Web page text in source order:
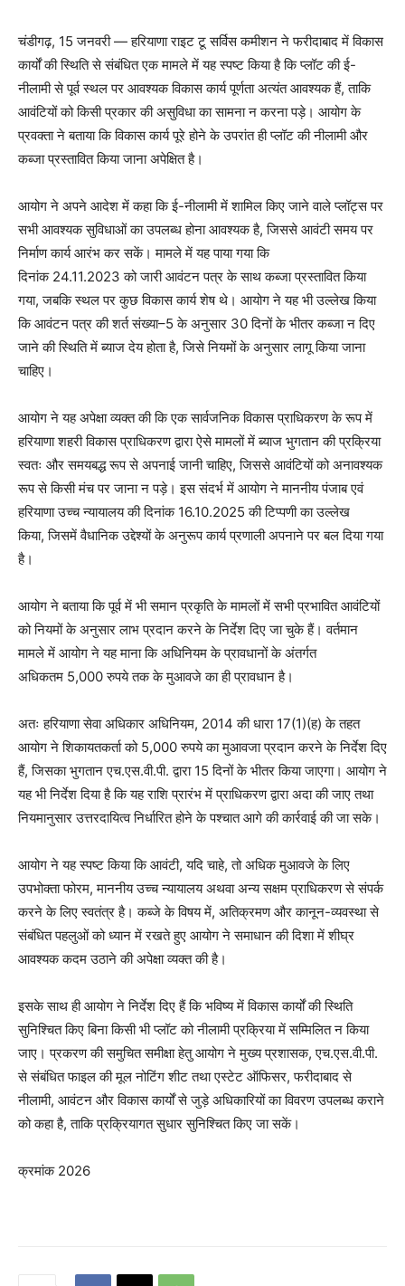
चंडीगढ़, 15 जनवरी — हरियाणा राइट टू सर्विस कमीशन ने फरीदाबाद में विकास
कार्यों की स्थिति से संबंधित एक मामले में यह स्पष्ट किया है कि प्लॉट की ई-
नीलामी से पूर्व स्थल पर आवश्यक विकास कार्य पूर्णता अत्यंत आवश्यक हैं, ताकि
आवंटियों को किसी प्रकार की असुविधा का सामना न करना पड़े। आयोग के
प्रवक्ता ने बताया कि विकास कार्य पूरे होने के उपरांत ही प्लॉट की नीलामी और
कब्जा प्रस्तावित किया जाना अपेक्षित है।
आयोग ने अपने आदेश में कहा कि ई-नीलामी में शामिल किए जाने वाले प्लॉट्स पर
सभी आवश्यक सुविधाओं का उपलब्ध होना आवश्यक है, जिससे आवंटी समय पर
निर्माण कार्य आरंभ कर सकें। मामले में यह पाया गया कि
दिनांक 24.11.2023 को जारी आवंटन पत्र के साथ कब्जा प्रस्तावित किया
गया, जबकि स्थल पर कुछ विकास कार्य शेष थे। आयोग ने यह भी उल्लेख किया
कि आवंटन पत्र की शर्त संख्या–5 के अनुसार 30 दिनों के भीतर कब्जा न दिए
जाने की स्थिति में ब्याज देय होता है, जिसे नियमों के अनुसार लागू किया जाना
चाहिए।
आयोग ने यह अपेक्षा व्यक्त की कि एक सार्वजनिक विकास प्राधिकरण के रूप में
हरियाणा शहरी विकास प्राधिकरण द्वारा ऐसे मामलों में ब्याज भुगतान की प्रक्रिया
स्वतः और समयबद्ध रूप से अपनाई जानी चाहिए, जिससे आवंटियों को अनावश्यक
रूप से किसी मंच पर जाना न पड़े। इस संदर्भ में आयोग ने माननीय पंजाब एवं
हरियाणा उच्च न्यायालय की दिनांक 16.10.2025 की टिप्पणी का उल्लेख
किया, जिसमें वैधानिक उद्देश्यों के अनुरूप कार्य प्रणाली अपनाने पर बल दिया गया
है।
आयोग ने बताया कि पूर्व में भी समान प्रकृति के मामलों में सभी प्रभावित आवंटियों
को नियमों के अनुसार लाभ प्रदान करने के निर्देश दिए जा चुके हैं। वर्तमान
मामले में आयोग ने यह माना कि अधिनियम के प्रावधानों के अंतर्गत
अधिकतम 5,000 रुपये तक के मुआवजे का ही प्रावधान है।
अतः हरियाणा सेवा अधिकार अधिनियम, 2014 की धारा 17(1)(ह) के तहत
आयोग ने शिकायतकर्ता को 5,000 रुपये का मुआवजा प्रदान करने के निर्देश दिए
हैं, जिसका भुगतान एच.एस.वी.पी. द्वारा 15 दिनों के भीतर किया जाएगा। आयोग ने
यह भी निर्देश दिया है कि यह राशि प्रारंभ में प्राधिकरण द्वारा अदा की जाए तथा
नियमानुसार उत्तरदायित्व निर्धारित होने के पश्चात आगे की कार्रवाई की जा सके।
आयोग ने यह स्पष्ट किया कि आवंटी, यदि चाहे, तो अधिक मुआवजे के लिए
उपभोक्ता फोरम, माननीय उच्च न्यायालय अथवा अन्य सक्षम प्राधिकरण से संपर्क
करने के लिए स्वतंत्र है। कब्जे के विषय में, अतिक्रमण और कानून-व्यवस्था से
संबंधित पहलुओं को ध्यान में रखते हुए आयोग ने समाधान की दिशा में शीघ्र
आवश्यक कदम उठाने की अपेक्षा व्यक्त की है।
इसके साथ ही आयोग ने निर्देश दिए हैं कि भविष्य में विकास कार्यों की स्थिति
सुनिश्चित किए बिना किसी भी प्लॉट को नीलामी प्रक्रिया में सम्मिलित न किया
जाए। प्रकरण की समुचित समीक्षा हेतु आयोग ने मुख्य प्रशासक, एच.एस.वी.पी.
से संबंधित फाइल की मूल नोटिंग शीट तथा एस्टेट ऑफिसर, फरीदाबाद से
नीलामी, आवंटन और विकास कार्यों से जुड़े अधिकारियों का विवरण उपलब्ध कराने
को कहा है, ताकि प्रक्रियागत सुधार सुनिश्चित किए जा सकें।
क्रमांक 2026